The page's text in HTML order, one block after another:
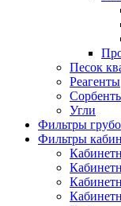
Песок
Реагенты
Угли
Фильтры
Фильтры